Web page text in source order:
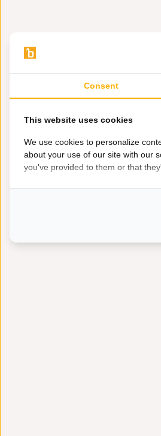
Consent
This website uses cookies
We use cookies to personalize
about your use of our site with our
you've provided to them or that